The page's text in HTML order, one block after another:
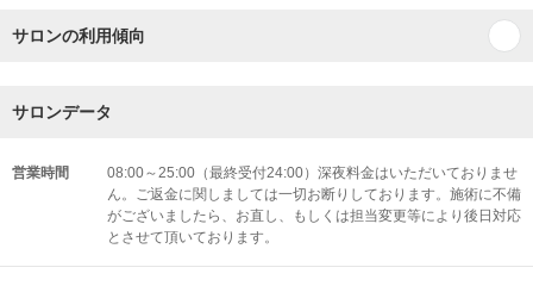
サロンの利用傾向
サロンデータ
営業時間
08:00～25:00（最終受付24:00）深夜料金はいただいておりませ
ん。ご返金に関しましては一切お断りしております。施術に不備
がございましたら、お直し、もしくは担当変更等により後日対応
とさせて頂いております。